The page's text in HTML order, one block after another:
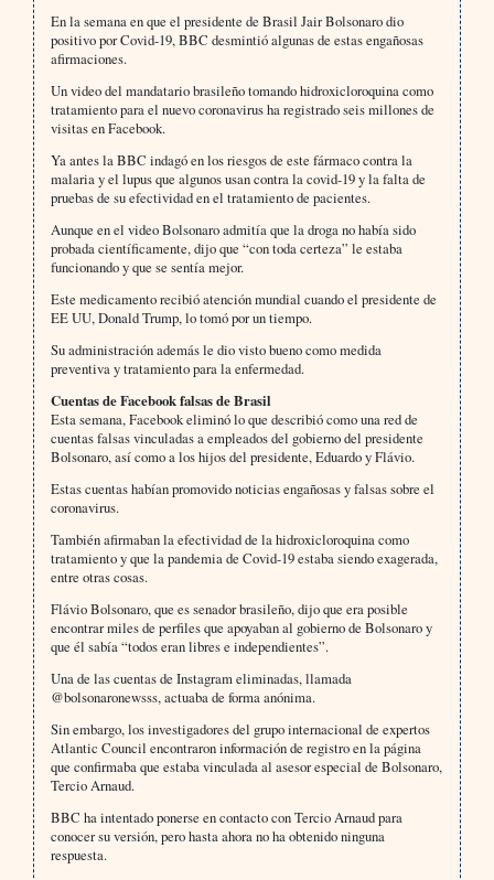
En la semana en que el presidente de Brasil Jair Bolsonaro dio
positivo por Covid-19, BBC desmintió algunas de estas engañosas
afirmaciones.
Un video del mandatario brasileño tomando hidroxicloroquina como
tratamiento para el nuevo coronavirus ha registrado seis millones de
visitas en Facebook.
Ya antes la BBC indagó en los riesgos de este fármaco contra la
malaria y el lupus que algunos usan contra la covid-19 y la falta de
pruebas de su efectividad en el tratamiento de pacientes.
Aunque en el video Bolsonaro admitía que la droga no había sido
probada científicamente, dijo que “con toda certeza” le estaba
funcionando y que se sentía mejor.
Este medicamento recibió atención mundial cuando el presidente de
EE UU, Donald Trump, lo tomó por un tiempo.
Su administración además le dio visto bueno como medida
preventiva y tratamiento para la enfermedad.
Cuentas de Facebook falsas de Brasil
Esta semana, Facebook eliminó lo que describió como una red de
cuentas falsas vinculadas a empleados del gobierno del presidente
Bolsonaro, así como a los hijos del presidente, Eduardo y Flávio.
Estas cuentas habían promovido noticias engañosas y falsas sobre el
coronavirus.
También afirmaban la efectividad de la hidroxicloroquina como
tratamiento y que la pandemia de Covid-19 estaba siendo exagerada,
entre otras cosas.
Flávio Bolsonaro, que es senador brasileño, dijo que era posible
encontrar miles de perfiles que apoyaban al gobierno de Bolsonaro y
que él sabía “todos eran libres e independientes”.
Una de las cuentas de Instagram eliminadas, llamada
@bolsonaronewsss, actuaba de forma anónima.
Sin embargo, los investigadores del grupo internacional de expertos
Atlantic Council encontraron información de registro en la página
que confirmaba que estaba vinculada al asesor especial de Bolsonaro,
Tercio Arnaud.
BBC ha intentado ponerse en contacto con Tercio Arnaud para
conocer su versión, pero hasta ahora no ha obtenido ninguna
respuesta.